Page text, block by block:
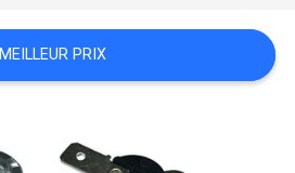
MEILLEUR PRIX